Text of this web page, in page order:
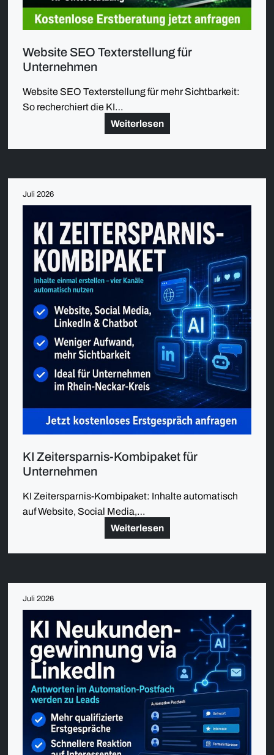
Website SEO Texterstellung für
Unternehmen
Website SEO Texterstellung für mehr Sichtbarkeit:
So recherchiert die KI…
Weiterlesen
Juli 2026
KI Zeitersparnis-Kombipaket für
Unternehmen
KI Zeitersparnis-Kombipaket: Inhalte automatisch
auf Website, Social Media,…
Weiterlesen
Juli 2026